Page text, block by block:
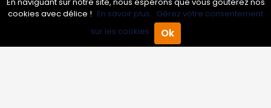
Annuaire Pro Agenda
Annuaire pro
Inscrire mon entreprise
cookies avec délice ! En savoir plus. Gérez votre consentement
sur les cookies.
Ok